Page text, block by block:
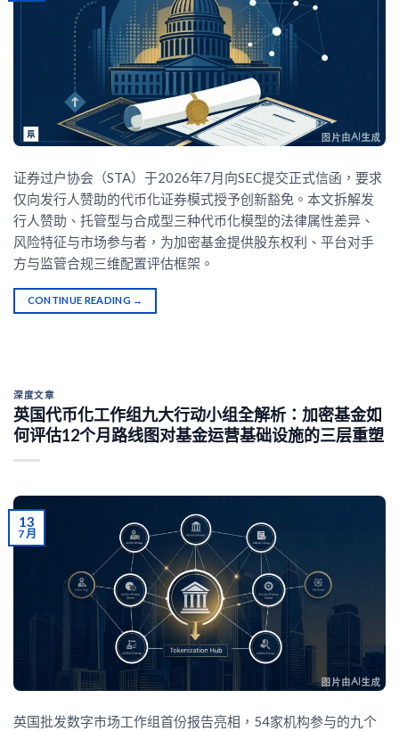
证券过户协会（STA）于2026年7月向SEC提交正式信函，要求
仅向发行人赞助的代币化证券模式授予创新豁免。本文拆解发
行人赞助、托管型与合成型三种代币化模型的法律属性差异、
风险特征与市场参与者，为加密基金提供股东权利、平台对手
方与监管合规三维配置评估框架。
CONTINUE READING →
深度文章
英国代币化工作组九大行动小组全解析：加密基金如
何评估12个月路线图对基金运营基础设施的三层重塑
13
7 月
英国批发数字市场工作组首份报告亮相，54家机构参与的九个